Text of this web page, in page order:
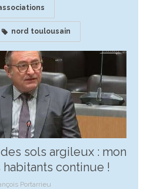
nord toulousain
sols argileux : mon
continue !
Portarrieu